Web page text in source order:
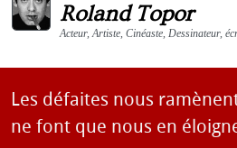
Roland Topor
Acteur, Artiste, Cinéaste, Dessinateur,
Les défaites nous
ne font que nous en